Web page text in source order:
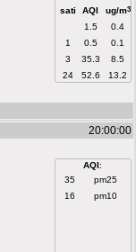
sati
AQI ug/m3
1.5
0.4
1
0.5
0.1
3
35.3
8.5
24
52.6 13.2
20:00:00
AQI:
35
pm25
16
pm10